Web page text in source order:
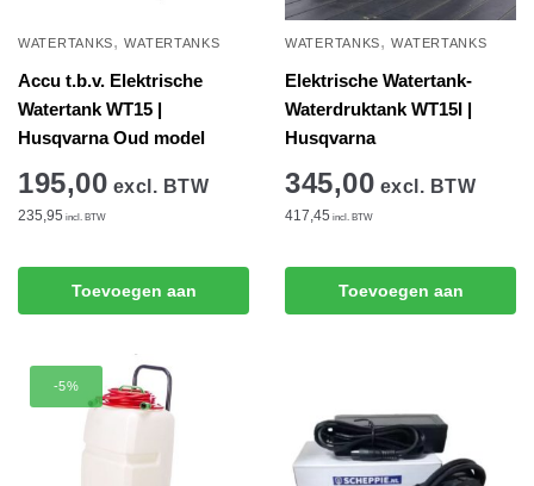
WATERTANKS,WATERTANKS
Accu t.b.v. Elektrische
Watertank WT15 |
Husqvarna Oud model
195,00 excl. BTW
235,95 incl. BTW
Toevoegen aan
WATERTANKS,WATERTANKS
Elektrische Watertank-
Waterdruktank WT15I |
Husqvarna
345,00 excl. BTW
417,45 incl. BTW
Toevoegen aan
-5%